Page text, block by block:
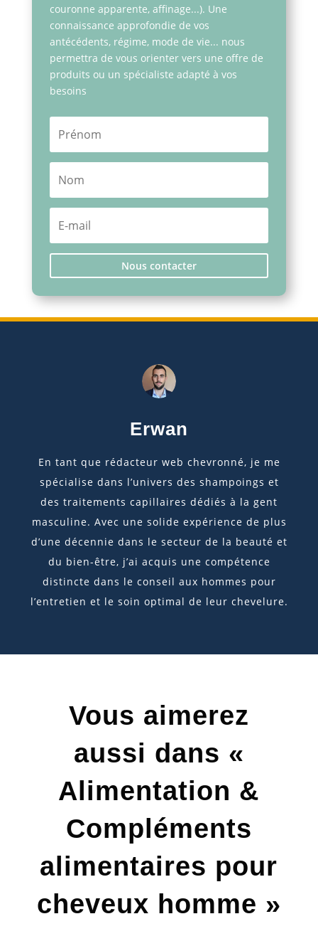
couronne apparente, affinage...). Une
connaissance approfondie de vos
antécédents, régime, mode de vie... nous
permettra de vous orienter vers une offre de
produits ou un spécialiste adapté à vos
besoins
Nous contacter
Erwan
En tant que rédacteur web chevronné, je me
spécialise dans l’univers des shampoings et
des traitements capillaires dédiés à la gent
masculine. Avec une solide expérience de plus
d’une décennie dans le secteur de la beauté et
du bien-être, j’ai acquis une compétence
distincte dans le conseil aux hommes pour
l’entretien et le soin optimal de leur chevelure.
Vous aimerez
aussi dans «
Alimentation &
Compléments
alimentaires pour
cheveux homme »